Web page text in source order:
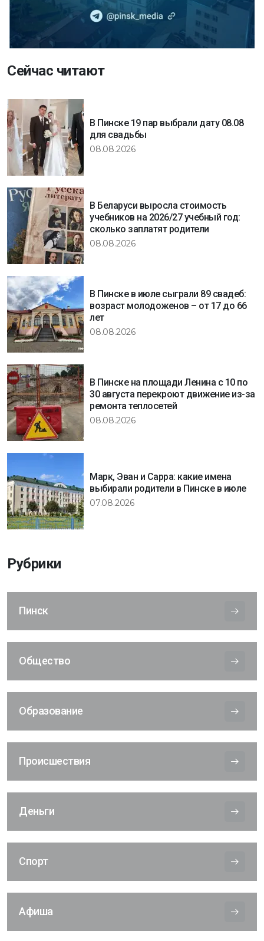
Сейчас читают
В Пинске 19 пар выбрали дату 08.08
для свадьбы
08.08.2026
В Беларуси выросла стоимость
учебников на 2026/27 учебный год:
сколько заплатят родители
08.08.2026
В Пинске в июле сыграли 89 свадеб:
возраст молодоженов – от 17 до 66
лет
08.08.2026
В Пинске на площади Ленина с 10 по
30 августа перекроют движение из-за
ремонта теплосетей
08.08.2026
Марк, Эван и Сарра: какие имена
выбирали родители в Пинске в июле
07.08.2026
Рубрики
Пинск
Общество
Образование
Происшествия
Деньги
Спорт
Афиша